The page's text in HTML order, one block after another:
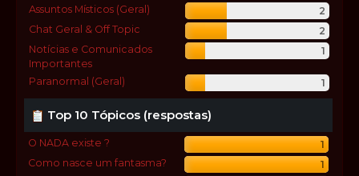
Assuntos Místicos (Geral)
2
Chat Geral & Off Topic
2
Notícias e Comunicados
Importantes
1
Paranormal (Geral) 1
Top 10 Tópicos (respostas)
O NADA existe ?
1
Como nasce um fantasma?
1